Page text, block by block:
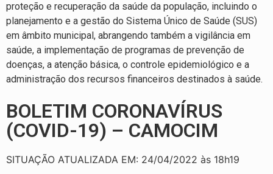
proteção e recuperação da saúde da população, incluindo o
planejamento e a gestão do Sistema Único de Saúde (SUS)
em âmbito municipal, abrangendo também a vigilância em
saúde, a implementação de programas de prevenção de
doenças, a atenção básica, o controle epidemiológico e a
administração dos recursos financeiros destinados à saúde.
BOLETIM CORONAVÍRUS
(COVID-19) – CAMOCIM
SITUAÇÃO ATUALIZADA EM: 24/04/2022 às 18h19